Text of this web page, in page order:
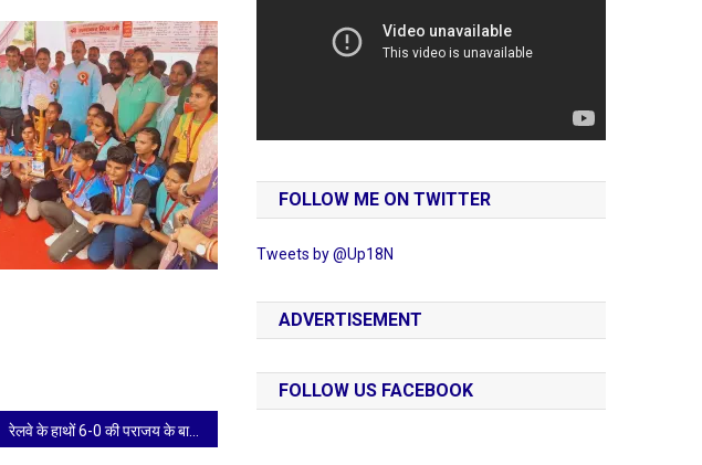
रेलवे के हाथों 6-0 की पराजय के बाद यूपी की महिला फुटबाल टीम का चैंपियन बनने का सपना टूटा
FOLLOW ME ON TWITTER
Tweets by @Up18N
ADVERTISEMENT
FOLLOW US FACEBOOK